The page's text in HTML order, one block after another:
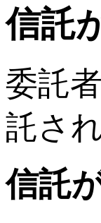
信託
委託
託さ
信託